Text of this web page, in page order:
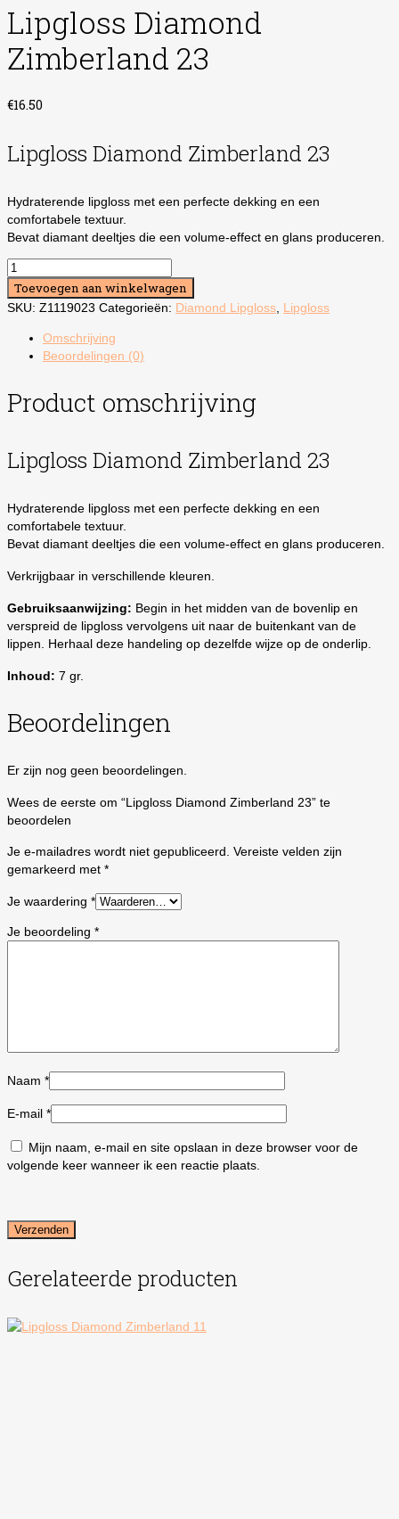
Lipgloss Diamond
Zimberland 23
€16.50
Lipgloss Diamond Zimberland 23
Hydraterende lipgloss met een perfecte dekking en een
comfortabele textuur.
Bevat diamant deeltjes die een volume-effect en glans produceren.
Lipgloss
Diamond
Zimberland
aantal
Toevoegen aan winkelwagen
SKU: Z1119023 Categorieën: Diamond Lipgloss Lipgloss
Omschrijving
Beoordelingen (0)
Product omschrijving
Lipgloss Diamond Zimberland 23
Hydraterende lipgloss met een perfecte dekking en een
comfortabele textuur.
Bevat diamant deeltjes die een volume-effect en glans produceren.
Verkrijgbaar in verschillende kleuren.
Gebruiksaanwijzing: Begin in het midden van de bovenlip en
verspreid de lipgloss vervolgens uit naar de buitenkant van de
lippen. Herhaal deze handeling op dezelfde wijze op de onderlip.
Inhoud: 7 gr.
Beoordelingen
Er zijn nog geen beoordelingen.
Wees de eerste om “Lipgloss Diamond Zimberland 23” te
beoordelen
Je e-mailadres wordt niet gepubliceerd. Vereiste velden zijn
gemarkeerd met *
Je waardering *
Je beoordeling *
Naam *
E-mail *
Mijn naam, e-mail en site opslaan in deze browser voor de
volgende keer wanneer ik een reactie plaats.
Gerelateerde producten